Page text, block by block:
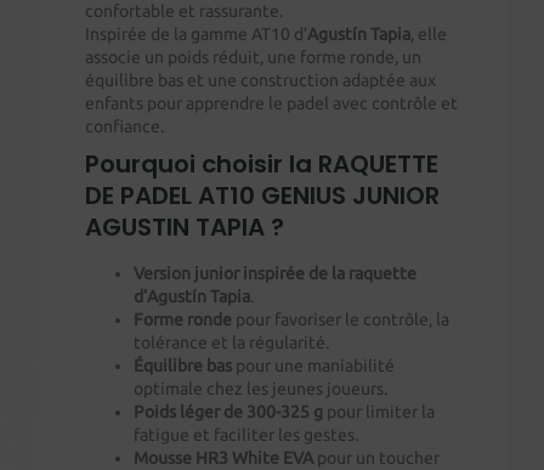
confortable et rassurante.
Inspirée de la gamme AT10 d’Agustín Tapia , elle
associe un poids réduit, une forme ronde, un
équilibre bas et une construction adaptée aux
enfants pour apprendre le padel avec contrôle et
confiance.
Pourquoi choisir la RAQUETTE
DE PADEL AT10 GENIUS JUNIOR
AGUSTIN TAPIA ?
Version junior inspirée de la raquette
d’Agustín Tapia
Forme ronde pour favoriser le contrôle, la
tolérance et la régularité.
Équilibre bas pour une maniabilité
optimale chez les jeunes joueurs.
Poids léger de 300-325 g pour limiter la
fatigue et faciliter les gestes.
Mousse HR3 White EVA pour un toucher